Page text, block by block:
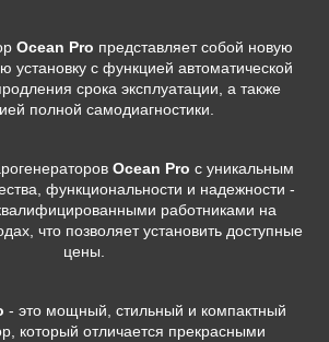
Ocean Pro представляет собой новую
установку с функцией автоматической
срока эксплуатации, а также
полной самодиагностики.
Ocean Pro с уникальным
функциональности и надежности -
работниками на
что позволяет установить доступные
цены.
- это мощный, стильный и компактный
который отличается прекрасными